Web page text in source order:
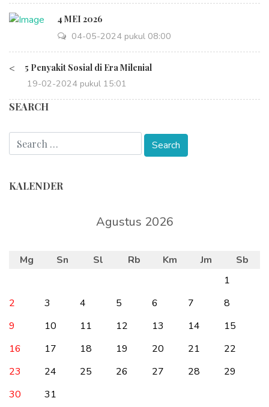
4 MEI 2026
04-05-2024 pukul 08:00
< 5 Penyakit Sosial di Era Milenial
19-02-2024 pukul 15:01
SEARCH
KALENDER
Agustus 2026
Mg Sn Sl Rb Km Jm
Sb
1
2
3 4 5 6 7
8
9
10 11 12 13 14
15
16
17 18 19 20 21
22
23
24 25 26 27 28
29
30
31